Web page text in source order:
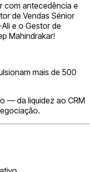
com antecedência e
de Vendas Sénior
e o Gestor de
Mahindrakar!
mais de 500
— da liquidez ao CRM